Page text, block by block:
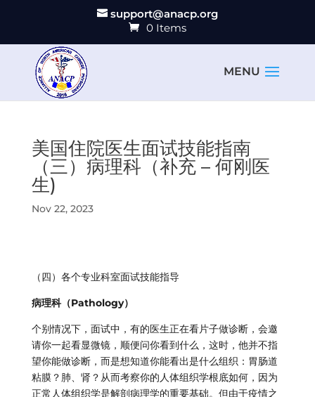
support@anacp.org
0 Items
美国住院医生面试技能指南
（三）病理科（补充 – 何刚医
生)
Nov 22, 2023
（四）各个专业科室面试技能指导
病理科（Pathology）
个别情况下，面试中，有的医生正在看片子做诊断，会邀
请你一起看显微镜，顺便问你看到什么，这时，他并不指
望你能做诊断，而是想知道你能看出是什么组织：胃肠道
粘膜？肺、肾？从而考察你的人体组织学根底如何，因为
正常人体组织学是解剖病理学的重要基础。但由于疫情之